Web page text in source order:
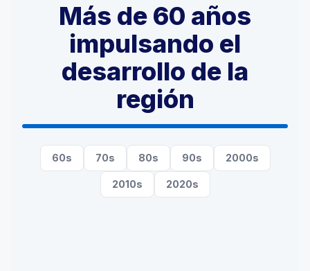
Más de 60 años
impulsando el
desarrollo de la
región
60s 70s 80s 90s 2000s
2010s 2020s